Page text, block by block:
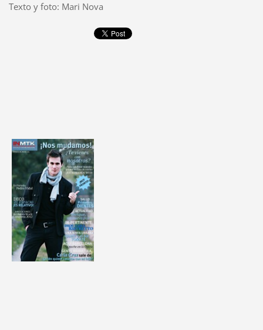
Texto y foto: Mari Nova